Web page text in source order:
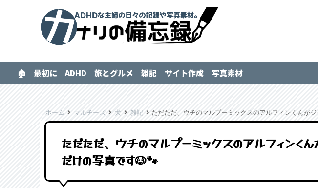
🏠 最初に ADHD 旅とグルメ 雑記 サイト作成 写真素材
ホーム マルチーズ 犬 雑記 ただただ、ウチのマルプーミックスのアルフィンくんが
ただただ、ウチのマルプーミックスのアルフィンく
だけの写真です🐶🐾